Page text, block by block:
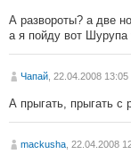
А развороты? а две
а я пойду вот Шурупа
Чапай , 22.04.2008 13:05
А прыгать, прыгать с
mackusha , 22.04.2008